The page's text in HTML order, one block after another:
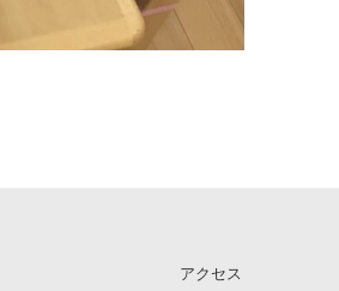
アクセス